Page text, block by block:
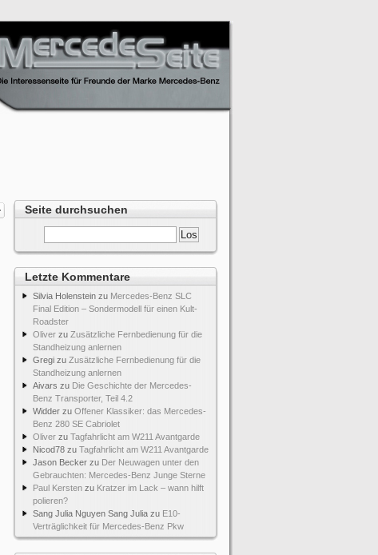
Seite durchsuchen
Letzte Kommentare
Silvia Holenstein zu Mercedes-Benz SLC
Final Edition – Sondermodell für einen Kult-
Roadster
Oliver zu Zusätzliche Fernbedienung für die
Standheizung anlernen
Gregi zu Zusätzliche Fernbedienung für die
Standheizung anlernen
Aivars zu Die Geschichte der Mercedes-
Benz Transporter, Teil 4.2
Widder zu Offener Klassiker: das Mercedes-
Benz 280 SE Cabriolet
Oliver zu Tagfahrlicht am W211 Avantgarde
Nicod78 zu Tagfahrlicht am W211 Avantgarde
Jason Becker zu Der Neuwagen unter den
Gebrauchten: Mercedes-Benz Junge Sterne
Paul Kersten zu Kratzer im Lack – wann hilft
polieren?
Sang Julia Nguyen Sang Julia zu E10-
Verträglichkeit für Mercedes-Benz Pkw